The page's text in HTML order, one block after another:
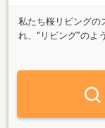
私たち桜リビングの
れ、“リビング”のよ
提供することを目
添ったご提案を行
ず、“その先の暮ら
対応しております
ンジしたい方、ある